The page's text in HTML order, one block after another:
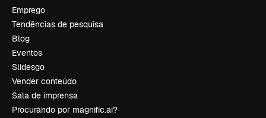
Emprego
Tendências de pesquisa
Blog
Eventos
Slidesgo
Vender conteúdo
Sala de imprensa
Procurando por magnific.ai?